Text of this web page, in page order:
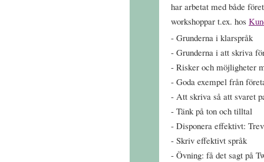
har arbetat med både
workshoppar t.ex. hos
Grunderna i klarspråk
Grunderna i att skriva
Risker och möjligheter
Goda exempel från
Att skriva så att svaret
Tänk på ton och tilltal
Disponera effektivt:
Skriv effektivt språk
Övning: få det sagt på